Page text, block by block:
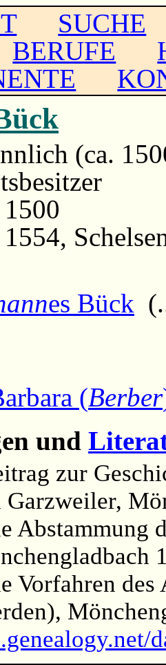
SUCHE
BERUFE
(ca.
1500
1554,
es Bück
(Berber
und
zur
Abstammung
Vorfahren